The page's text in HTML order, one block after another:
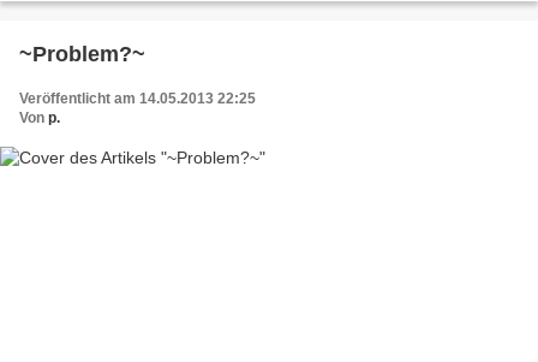
~Problem?~
Veröffentlicht am 14.05.2013 22:25
Von p.